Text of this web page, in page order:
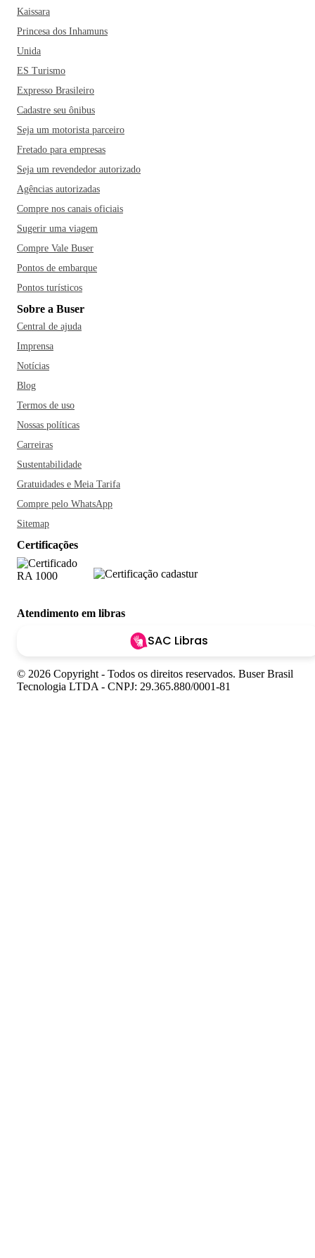
Kaissara
Princesa dos Inhamuns
Unida
ES Turismo
Expresso Brasileiro
Cadastre seu ônibus
Seja um motorista parceiro
Fretado para empresas
Seja um revendedor autorizado
Agências autorizadas
Compre nos canais oficiais
Sugerir uma viagem
Compre Vale Buser
Pontos de embarque
Pontos turísticos
Sobre a Buser
Central de ajuda
Imprensa
Notícias
Blog
Termos de uso
Nossas políticas
Carreiras
Sustentabilidade
Gratuidades e Meia Tarifa
Compre pelo WhatsApp
Sitemap
Certificações
Atendimento em libras
SAC Libras
© 2026 Copyright - Todos os direitos reservados. Buser Brasil
Tecnologia LTDA - CNPJ: 29.365.880/0001-81